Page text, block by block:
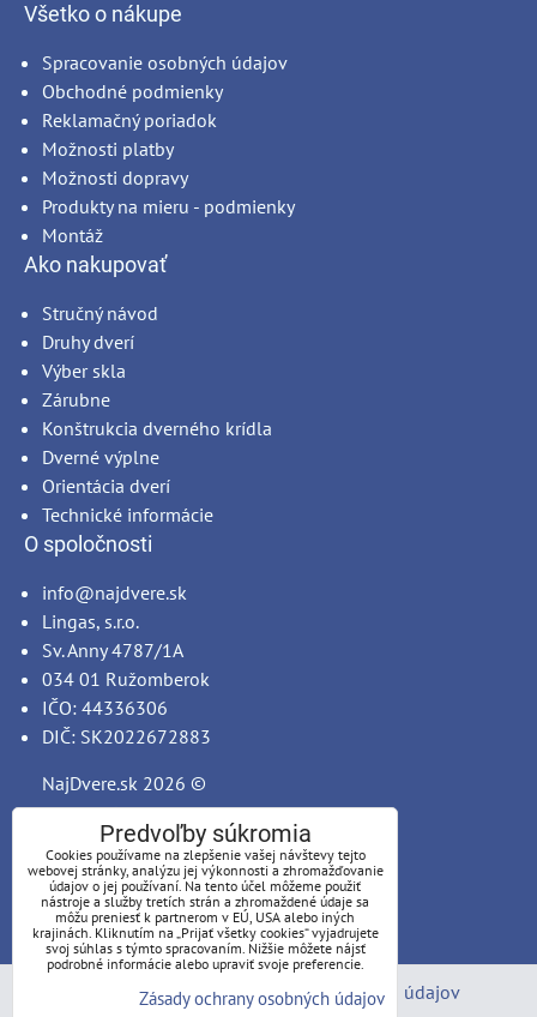
Všetko o nákupe
Spracovanie osobných údajov
Obchodné podmienky
Reklamačný poriadok
Možnosti platby
Možnosti dopravy
Produkty na mieru - podmienky
Montáž
Ako nakupovať
Stručný návod
Druhy dverí
Výber skla
Zárubne
Konštrukcia dverného krídla
Dverné výplne
Orientácia dverí
Technické informácie
O spoločnosti
info@najdvere.sk
Lingas, s.r.o.
Sv. Anny 4787/1A
034 01 Ružomberok
IČO: 44336306
DIČ: SK2022672883
NajDvere.sk 2026 ©
Predvoľby súkromia Zásady ochrany osobných údajov
Predvoľby súkromia
Cookies používame na zlepšenie vašej návštevy tejto
webovej stránky, analýzu jej výkonnosti a zhromažďovanie
údajov o jej používaní. Na tento účel môžeme použiť
nástroje a služby tretích strán a zhromaždené údaje sa
môžu preniesť k partnerom v EÚ, USA alebo iných
krajinách. Kliknutím na „Prijať všetky cookies“ vyjadrujete
svoj súhlas s týmto spracovaním. Nižšie môžete nájsť
podrobné informácie alebo upraviť svoje preferencie.
Zásady ochrany osobných údajov